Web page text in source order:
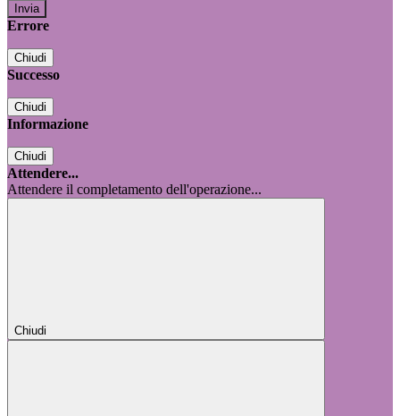
Errore
Chiudi
Successo
Chiudi
Informazione
Chiudi
Attendere...
Attendere il completamento dell'operazione...
Chiudi